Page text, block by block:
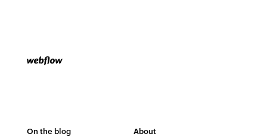
On the blog About